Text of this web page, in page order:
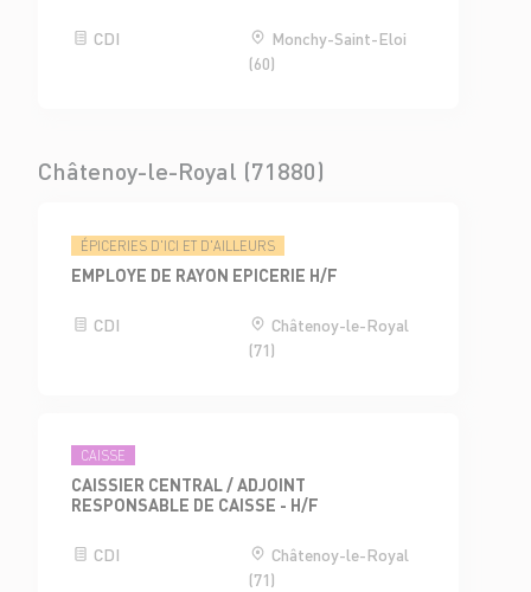
CDI
Monchy-Saint-Eloi
(60)
Châtenoy-le-Royal (71880)
ÉPICERIES D'ICI ET D'AILLEURS
EMPLOYE DE RAYON EPICERIE H/F
CDI
Châtenoy-le-Royal
(71)
CAISSE
CAISSIER CENTRAL / ADJOINT
RESPONSABLE DE CAISSE - H/F
CDI
Châtenoy-le-Royal
(71)